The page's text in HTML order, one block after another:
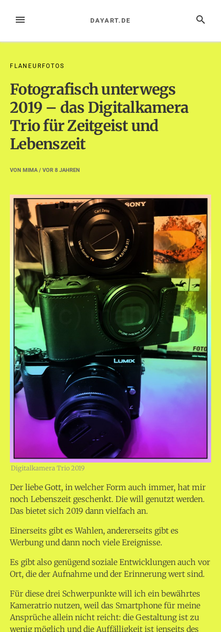
InhaltMENÜ SUCHE
DAYART.DE
FLANEURFOTOS
Fotografisch unterwegs
2019 – das Digitalkamera
Trio für Zeitgeist und
Lebenszeit
VON MIMA/ VOR 8 JAHREN
Digitalkamera Trio 2019
Der liebe Gott, in welcher Form auch immer, hat mir
noch Lebenszeit geschenkt. Die will genutzt werden.
Das bietet sich 2019 dann vielfach an.
Einerseits gibt es Wahlen, andererseits gibt es
Werbung und dann noch viele Ereignisse.
Es gibt also genügend soziale Entwicklungen auch vor
Ort, die der Aufnahme und der Erinnerung wert sind.
Für diese drei Schwerpunkte will ich ein bewährtes
Kameratrio nutzen, weil das Smartphone für meine
Ansprüche allein nicht reicht: die Gestaltung ist zu
wenig möglich und die Auffälligkeit ist jenseits des